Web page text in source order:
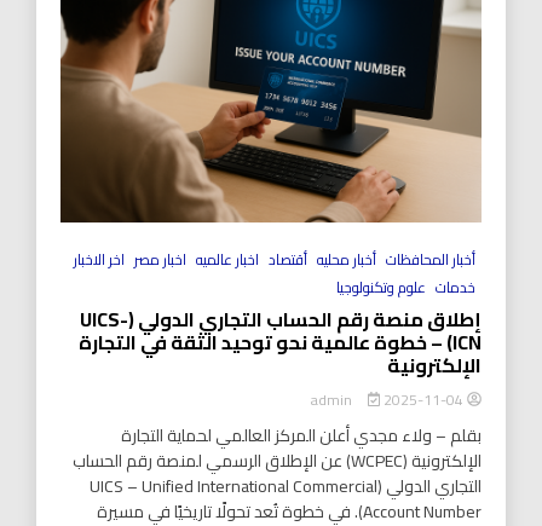
أخبار المحافظات أخبار محليه أقتصاد اخبار عالميه اخبار مصر اخر الاخبار
خدمات علوم وتكنولوجيا
إطلاق منصة رقم الحساب التجاري الدولي (UICS-
ICN) – خطوة عالمية نحو توحيد الثقة في التجارة
الإلكترونية
2025-11-04
بقلم – ولاء مجدي أعلن المركز العالمي لحماية التجارة
الإلكترونية (WCPEC) عن الإطلاق الرسمي لمنصة رقم الحساب
التجاري الدولي (UICS – Unified International Commercial
Account Number). في خطوة تُعد تحولًا تاريخيًا في مسيرة